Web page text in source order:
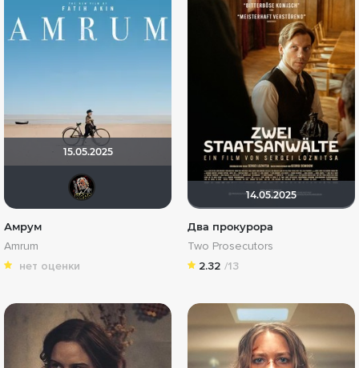
15.05.2025
Бомжара с дробовиком
Амрум
Amrum
нет оценки
14.05.2025
Два прокурора
Two Prosecutors
2.32 /13